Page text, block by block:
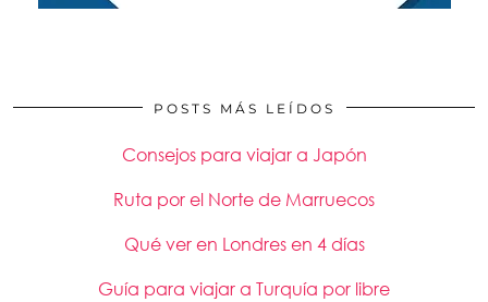
POSTS MÁS LEÍDOS
Consejos para viajar a Japón
Ruta por el Norte de Marruecos
Qué ver en Londres en 4 días
Guía para viajar a Turquía por libre